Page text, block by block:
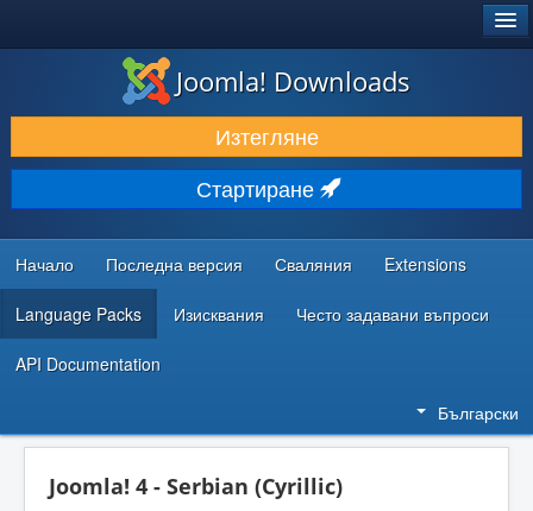
ИЗТЕГЛЯНЕ & РАЗШИРЯВАНЕ
ОТКРИВАЙТЕ & УЧЕТЕ
ОБЩНОСТ & ПОДДРЪЖКА
РЕСУРСИ ЗА РАЗРАБОТКА
Joomla! Downloads
Изтегляне
Стартиране
Начало Последна версия Сваляния Extensions
Language Packs Изисквания Често задавани въпроси
API Documentation
Български
Joomla! 4 - Serbian (Cyrillic)